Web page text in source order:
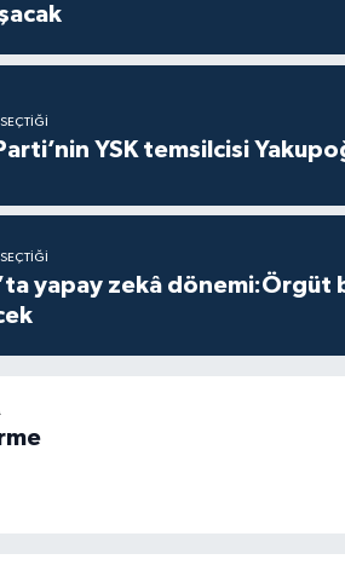
YSK temsilcisi
yapay zekâ dönemi:Örgüt